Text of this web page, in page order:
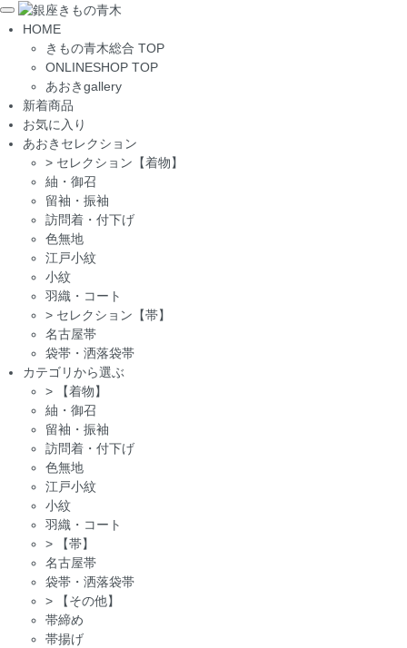
Toggle
navigation
HOME
きもの青木総合 TOP
ONLINESHOP TOP
あおきgallery
新着商品
お気に入り
あおきセレクション
> セレクション【着物】
紬・御召
留袖・振袖
訪問着・付下げ
色無地
江戸小紋
小紋
羽織・コート
> セレクション【帯】
名古屋帯
袋帯・洒落袋帯
カテゴリから選ぶ
>
【着物】
紬・御召
留袖・振袖
訪問着・付下げ
色無地
江戸小紋
小紋
羽織・コート
>
【帯】
名古屋帯
袋帯・洒落袋帯
>
【その他】
帯締め
帯揚げ